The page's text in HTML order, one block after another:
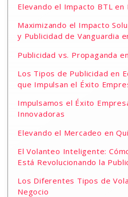
Elevando el Impacto BTL en
Maximizando el Impacto
y Publicidad de Vanguardia
Publicidad vs. Propaganda
Los Tipos de Publicidad en
que Impulsan el Éxito
Impulsamos el Éxito
Innovadoras
Elevando el Mercadeo en
El Volanteo Inteligente:
Está Revolucionando la
Los Diferentes Tipos de
Negocio